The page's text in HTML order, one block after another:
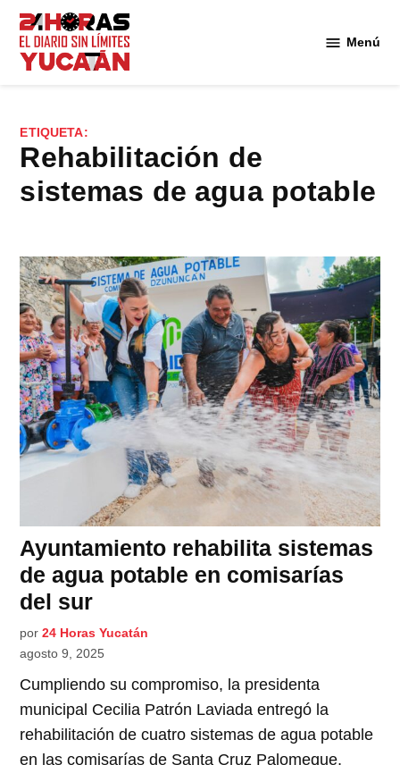
Saltar
contenido
Menú
ETIQUETA:
rehabilitación de
sistemas de agua potable
Ayuntamiento rehabilita sistemas
de agua potable en comisarías
del sur
por 24 Horas Yucatán
agosto 9, 2025
Cumpliendo su compromiso, la presidenta
municipal Cecilia Patrón Laviada entregó la
rehabilitación de cuatro sistemas de agua potable
en las comisarías de Santa Cruz Palomeque,